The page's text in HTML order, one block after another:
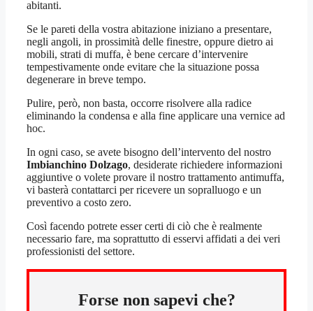
abitanti.
Se le pareti della vostra abitazione iniziano a presentare,
negli angoli, in prossimità delle finestre, oppure dietro ai
mobili, strati di muffa, è bene cercare d’intervenire
tempestivamente onde evitare che la situazione possa
degenerare in breve tempo.
Pulire, però, non basta, occorre risolvere alla radice
eliminando la condensa e alla fine applicare una vernice ad
hoc.
In ogni caso, se avete bisogno dell’intervento del nostro
Imbianchino Dolzago, desiderate richiedere informazioni
aggiuntive o volete provare il nostro trattamento antimuffa,
vi basterà contattarci per ricevere un sopralluogo e un
preventivo a costo zero.
Così facendo potrete esser certi di ciò che è realmente
necessario fare, ma soprattutto di esservi affidati a dei veri
professionisti del settore.
Forse non sapevi che?